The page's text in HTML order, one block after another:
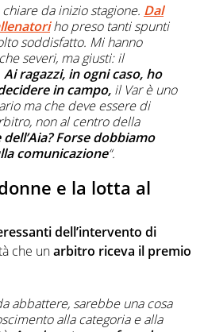
da inizio stagione. Dal
ho preso tanti spunti
soddisfatto. Mi hanno
severi, ma giusti: il
Ai ragazzi, in ogni caso, ho
in campo, il Var è uno
ma che deve essere di
non al centro della
Forse dobbiamo
comunicazione“.
e la lotta al
dell’intervento di
che unarbitro riceva il premio
abbattere, sarebbe una cosa
alla categoria e alla